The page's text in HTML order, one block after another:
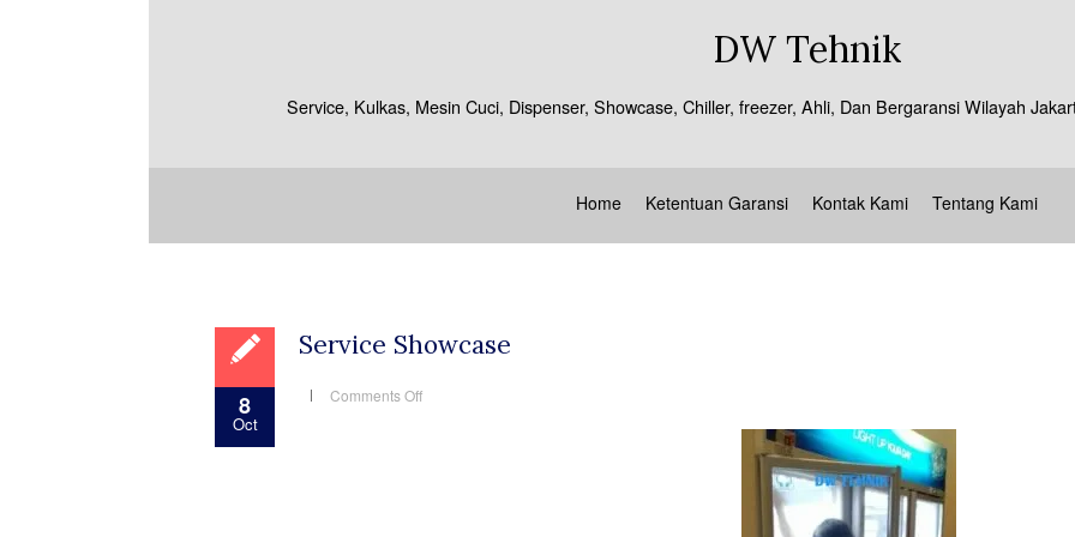
DW Tehnik
Service, Kulkas, Mesin Cuci, Dispenser, Showcase, Chiller, freezer, Ahli, Dan Bergaransi Wilayah
Home Ketentuan Garansi Kontak Kami Tentang Kami
8
Oct
Service Showcase
Comments Offon